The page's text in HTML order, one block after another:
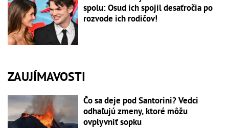
spolu: Osud ich spojil desaťročia po
rozvode ich rodičov!
ZAUJÍMAVOSTI
Čo sa deje pod Santorini? Vedci
odhaľujú zmeny, ktoré môžu
ovplyvniť sopku